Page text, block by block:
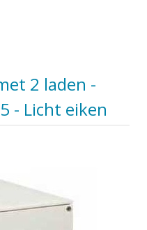
2 laden -
- Licht eiken